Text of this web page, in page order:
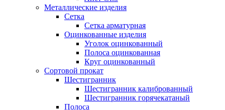
Металлические изделия
Сетка
Сетка арматурная
Оцинкованные изделия
Уголок оцинкованный
Полоса оцинкованная
Круг оцинкованный
Сортовой прокат
Шестигранник
Шестигранник калиброванный
Шестигранник горячекатаный
Полоса